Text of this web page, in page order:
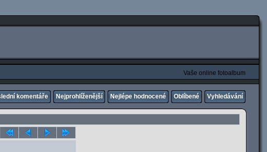
Vaše online fotoalbum
komentáře Nejprohlíženější Nejlépe hodnocené Oblíbené Vyhledávání